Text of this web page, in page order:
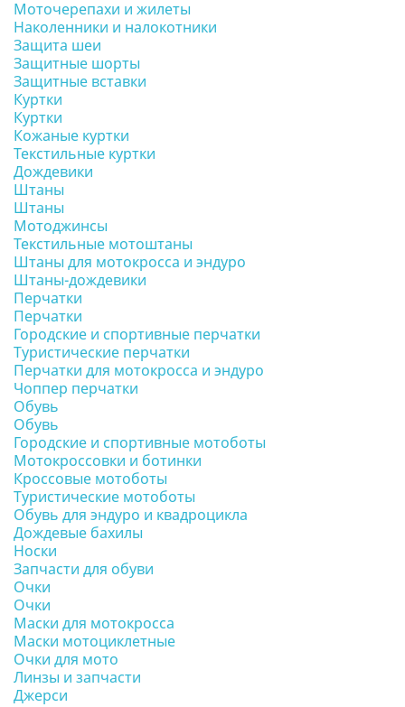
Моточерепахи и жилеты
Наколенники и налокотники
Защита шеи
Защитные шорты
Защитные вставки
Куртки
Куртки
Кожаные куртки
Текстильные куртки
Дождевики
Штаны
Штаны
Мотоджинсы
Текстильные мотоштаны
Штаны для мотокросса и эндуро
Штаны-дождевики
Перчатки
Перчатки
Городские и спортивные перчатки
Туристические перчатки
Перчатки для мотокросса и эндуро
Чоппер перчатки
Обувь
Обувь
Городские и спортивные мотоботы
Мотокроссовки и ботинки
Кроссовые мотоботы
Туристические мотоботы
Обувь для эндуро и квадроцикла
Дождевые бахилы
Носки
Запчасти для обуви
Очки
Очки
Маски для мотокросса
Маски мотоциклетные
Очки для мото
Линзы и запчасти
Джерси